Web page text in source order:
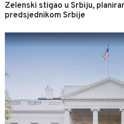
Zelenski stigao u Srbiju,
predsjednikom Srbije